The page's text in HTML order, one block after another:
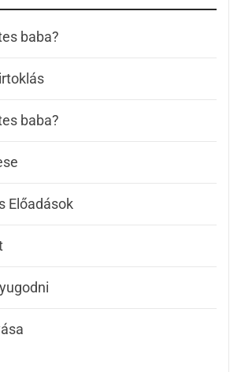
baba?
baba?
Előadások